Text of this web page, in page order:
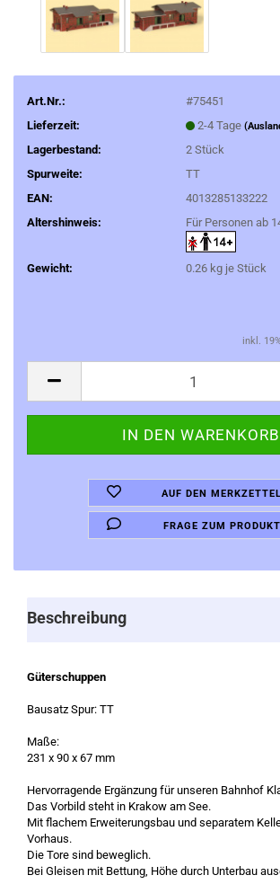
Art.Nr.:
#75451
Lieferzeit:
2-4 Tage
Lagerbestand: 2 Stück
Spurweite:
TT
EAN:
4013285133222
Altershinweis:
Für Personen ab
Gewicht: 0.26kg je Stück
inkl.
AUF DEN MERKZETTEL
FRAGE ZUM PRODUKT
Beschreibung
Güterschuppen
Bausatz Spur: TT
Maße:
231 x 90 x 67 mm
Hervorragende Ergänzung für unseren Bahnhof
Das Vorbild steht in Krakow am See.
Mit flachem Erweiterungsbau und separatem
Vorhaus.
Die Tore sind beweglich.
Bei Gleisen mit Bettung, Höhe durch Unterbau